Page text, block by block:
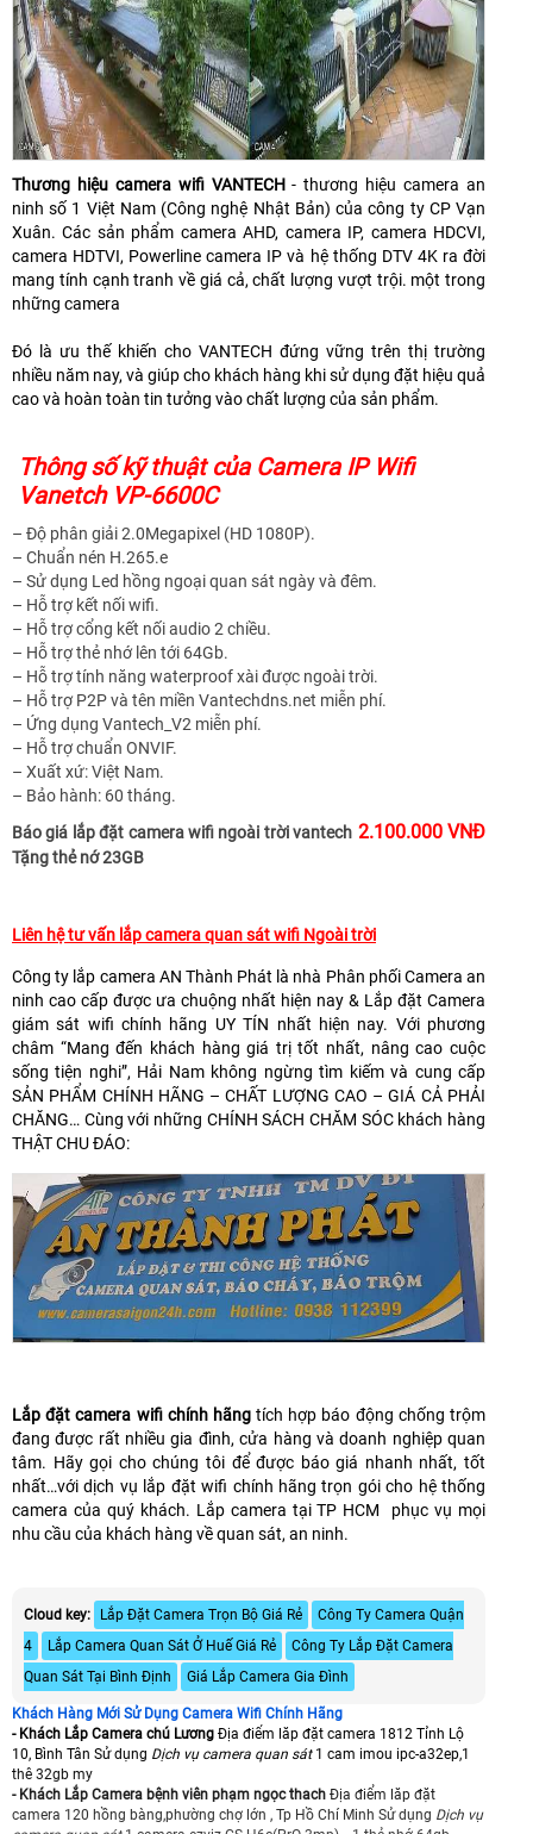
Thương hiệu camera wifi VANTECH- thương hiệu camera an
ninh số 1 Việt Nam (Công nghệ Nhật Bản) của công ty CP Vạn
Xuân. Các sản phẩm camera AHD, camera IP, camera HDCVI,
camera HDTVI, Powerline camera IP và hệ thống DTV 4K ra đời
mang tính cạnh tranh về giá cả, chất lượng vượt trội. một trong
những camera
Đó là ưu thế khiến cho VANTECH đứng vững trên thị trường
nhiều năm nay, và giúp cho khách hàng khi sử dụng đặt hiệu quả
cao và hoàn toàn tin tưởng vào chất lượng của sản phẩm.
Thông số kỹ thuật của Camera IP Wifi
Vanetch VP-6600C
– Độ phân giải 2.0Megapixel (HD 1080P).
– Chuẩn nén H.265.e
– Sử dụng Led hồng ngoại quan sát ngày và đêm.
– Hỗ trợ kết nối wifi.
– Hỗ trợ cổng kết nối audio 2 chiều.
– Hỗ trợ thẻ nhớ lên tới 64Gb.
– Hỗ trợ tính năng waterproof xài được ngoài trời.
– Hỗ trợ P2P và tên miền Vantechdns.net miễn phí.
– Ứng dụng Vantech_V2 miễn phí.
– Hỗ trợ chuẩn ONVIF.
– Xuất xứ: Việt Nam.
– Bảo hành: 60 tháng.
Báo giá lắp đặt camera wifi ngoài trời vantech 2.100.000 VNĐ
Tặng thẻ nớ 23GB
Liên hệ tư vấn lắp camera quan sát wifi Ngoài trời
Công ty lắp camera AN Thành Phát là nhà Phân phối Camera an
ninh cao cấp được ưa chuộng nhất hiện nay & Lắp đặt Camera
giám sát wifi chính hãng UY TÍN nhất hiện nay. Với phương
châm “Mang đến khách hàng giá trị tốt nhất, nâng cao cuộc
sống tiện nghi”, Hải Nam không ngừng tìm kiếm và cung cấp
SẢN PHẨM CHÍNH HÃNG – CHẤT LƯỢNG CAO – GIÁ CẢ PHẢI
CHĂNG… Cùng với những CHÍNH SÁCH CHĂM SÓC khách hàng
THẬT CHU ĐÁO:
Lắp đặt camera wifi chính hãngtích hợp báo động chống trộm
đang được rất nhiều gia đình, cửa hàng và doanh nghiệp quan
tâm. Hãy gọi cho chúng tôi để được báo giá nhanh nhất, tốt
nhất…với dịch vụ lắp đặt wifi chính hãng trọn gói cho hệ thống
camera của quý khách. Lắp camera tại TP HCM phục vụ mọi
nhu cầu của khách hàng về quan sát, an ninh.
Cloud key: Lắp Đặt Camera Trọn Bộ Giá Rẻ
Công Ty Camera Quận
4
Lắp Camera Quan Sát Ở Huế Giá Rẻ
Công Ty Lắp Đặt Camera
Quan Sát Tại Bình Định
Giá Lắp Camera Gia Đình
Khách Hàng Mới Sử Dụng Camera Wifi Chính Hãng
- Khách Lắp Camera chú Lương Địa điểm lăp đặt camera 1812 Tỉnh Lộ
10, Bình Tân Sử dụng Dịch vụ camera quan sát 1 cam imou ipc-a32ep,1
thê 32gb my
- Khách Lắp Camera bệnh viên phạm ngọc thach Địa điểm lăp đặt
camera 120 hồng bàng,phường chợ lớn , Tp Hồ Chí Minh Sử dụng Dịch vụ